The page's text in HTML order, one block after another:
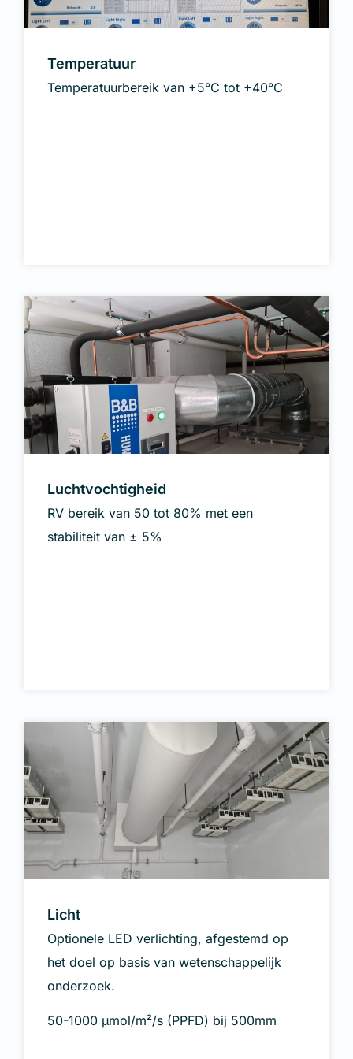
Temperatuur
Temperatuurbereik van +5°C tot +40°C
Luchtvochtigheid
RV bereik van 50 tot 80% met een
stabiliteit van ± 5%
Licht
Optionele LED verlichting, afgestemd op
het doel op basis van wetenschappelijk
onderzoek.
50-1000 μmol/m²/s (PPFD) bij 500mm